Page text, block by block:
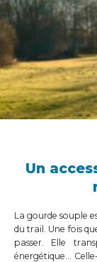
Un
La gourde souple
du trail. Une fois
passer. Elle
énergétique…